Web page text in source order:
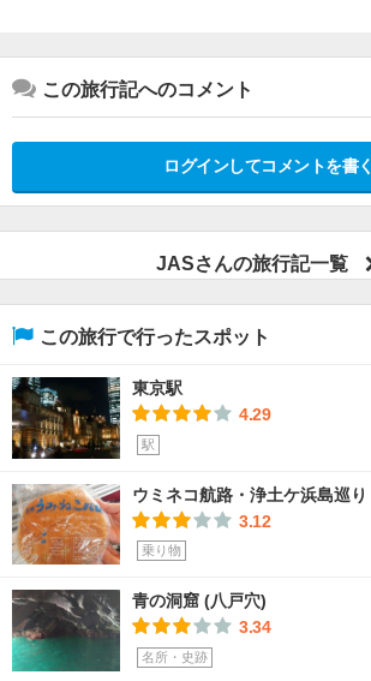
この旅行記へのコメント
ログインしてコメントを書く
JASさんの旅行記一覧
この旅行で行ったスポット
東京駅
4.29
駅
ウミネコ航路・浄土ケ浜島巡り
3.12
乗り物
青の洞窟 (八戸穴)
3.34
名所・史跡